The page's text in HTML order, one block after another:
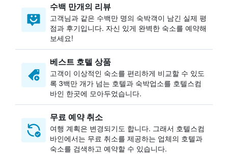
수백 만개의 리뷰
고객님과 같은 수백만 명의 숙박객이 남긴 실제 평
점과 후기입니다. 자신 있게 완벽한 숙소를 예약해
보세요!
베스트 호텔 상품
고객이 이상적인 숙소를 편리하게 비교할 수 있도
록 3백만 개가 넘는 호텔과 숙박업소를 호텔스컴
바인 한곳에 모아두었습니다.
무료 예약 취소
여행 계획은 변경되기도 합니다. ​그래서 호텔스컴
바인에서는 무료 취소를 제공하는 업체의 호텔과
숙소를 검색하고 예약할 수 있습니다.